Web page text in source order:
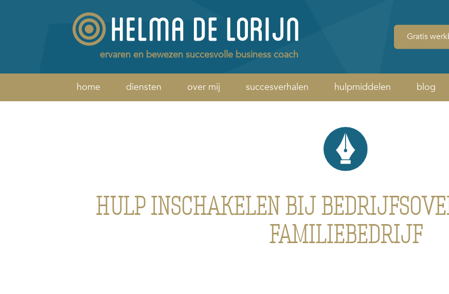
ervaren en bewezen succesvolle business coach
Gratis
home diensten over mij succesverhalen hulpmiddelen blog
HULP INSCHAKELEN BIJ
FAMILIEBEDRIJF